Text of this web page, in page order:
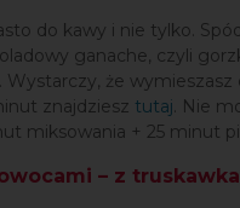
do kawy i nie tylko.
ganache, czyli
że
znajdziesz tutaj . Nie
miksowania + 25 minut
– z